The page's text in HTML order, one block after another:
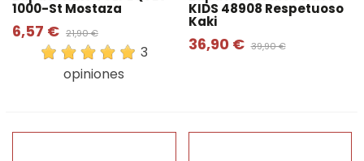
1000-St Mostaza
6,57 € 21,90 €
3
opiniones
KIDS 48908 Respetuoso
Kaki
36,90 € 39,90 €